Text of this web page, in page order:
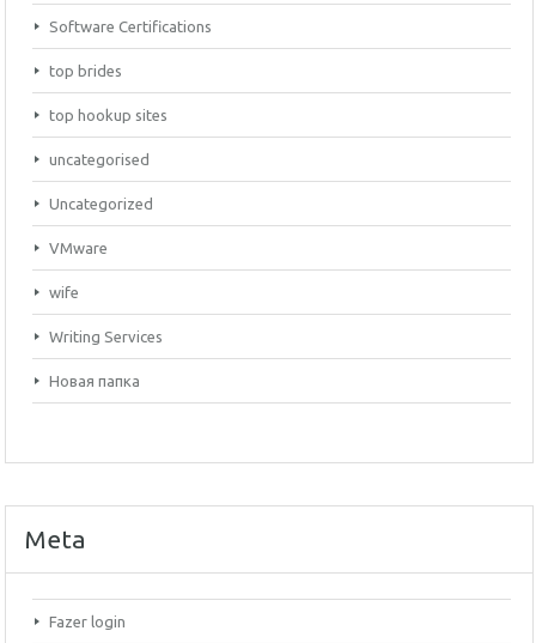
Software Certifications
top brides
top hookup sites
uncategorised
Uncategorized
VMware
wife
Writing Services
Новая папка
Meta
Fazer login